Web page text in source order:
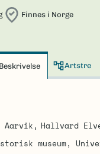
Finnes i Norge
Beskrivelse Artstre
Hallvard
museum,